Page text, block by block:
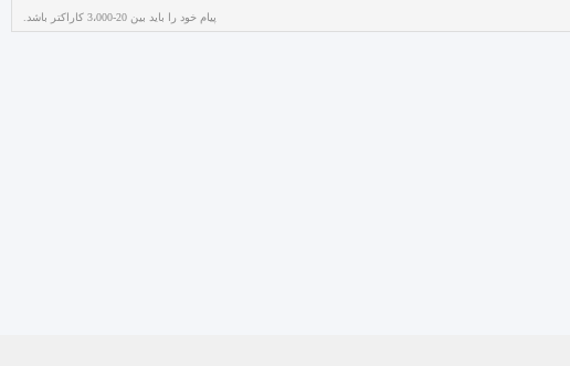
پیام خود را باید بین 20-3،000 کاراکتر باشد.